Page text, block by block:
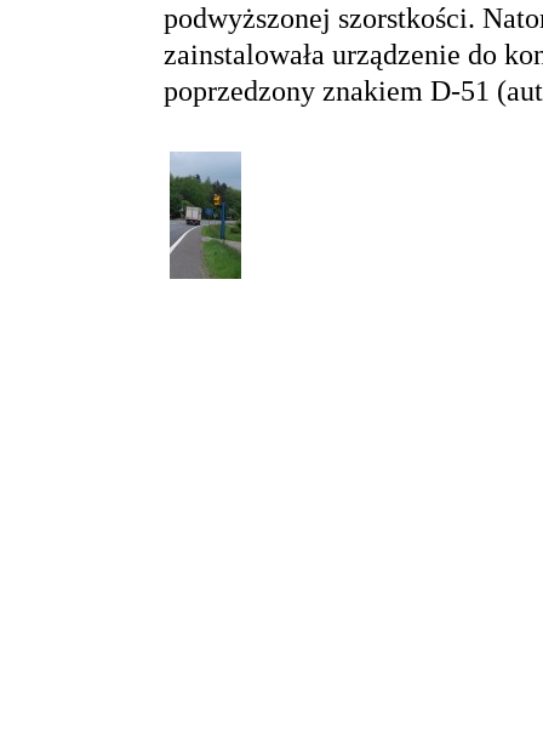
podwyższonej szorstkości.
zainstalowała urządzenie do
poprzedzony znakiem D-51